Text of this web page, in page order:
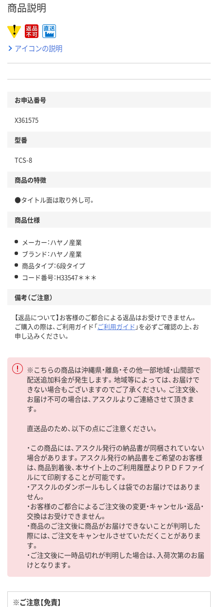
商品説明
アイコンの説明
お申込番号
X361575
型番
TCS-8
商品の特徴
●タイトル面は取り外し可。
商品仕様
メーカー：ハヤノ産業
ブランド：ハヤノ産業
商品タイプ：6段タイプ
コード番号：H33547＊＊＊
備考（ご注意）
【返品について】お客様のご都合による返品はお受けできません。
ご購入の際は、ご利用ガイド「ご利用ガイド 」を必ずご確認の上、お
申し込みください。
※こちらの商品は沖縄県・離島・その他一部地域・山間部で
配送追加料金が発生します。地域等によっては、お届けで
きない場合もございますのでご了承ください。ご注文後、
お届け不可の場合は、アスクルよりご連絡させて頂きま
す。
直送品のため、以下の点にご注意ください。
・この商品には、アスクル発行の納品書が同梱されていない
場合があります。アスクル発行の納品書をご希望のお客様
は、商品到着後、本サイト上のご利用履歴よりＰＤＦファイ
ルにて印刷することが可能です。
・アスクルのダンボールもしくは袋でのお届けではありま
せん。
・お客様のご都合によるご注文後の変更・キャンセル・返品・
交換はお受けできません。
・商品のご注文後に商品がお届けできないことが判明した
際には、ご注文をキャンセルさせていただくことがありま
す。
・ご注文後に一時品切れが判明した場合は、入荷次第のお届
けとなります。
※ご注意【免責】